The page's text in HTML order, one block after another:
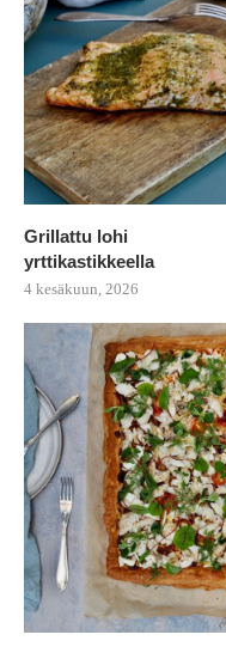
Grillattu lohi
yrttikastikkeella
4 kesäkuun, 2026